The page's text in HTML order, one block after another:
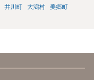
井川町 大潟村
美郷町